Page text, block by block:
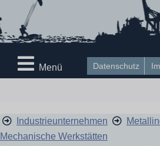
Datenschutz
Menü
Industrieunternehmen
Mechanische Werkstätten